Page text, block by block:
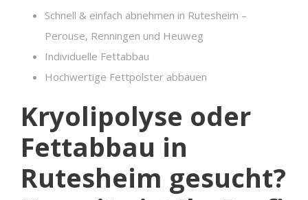
Schnell & einfach abnehmen in Rutesheim –
Perouse, Renningen und Heuweg
Individuelle Fettabbau
Hochwertige Fettpolster abbauen
Kryolipolyse oder
Fettabbau in
Rutesheim gesucht?